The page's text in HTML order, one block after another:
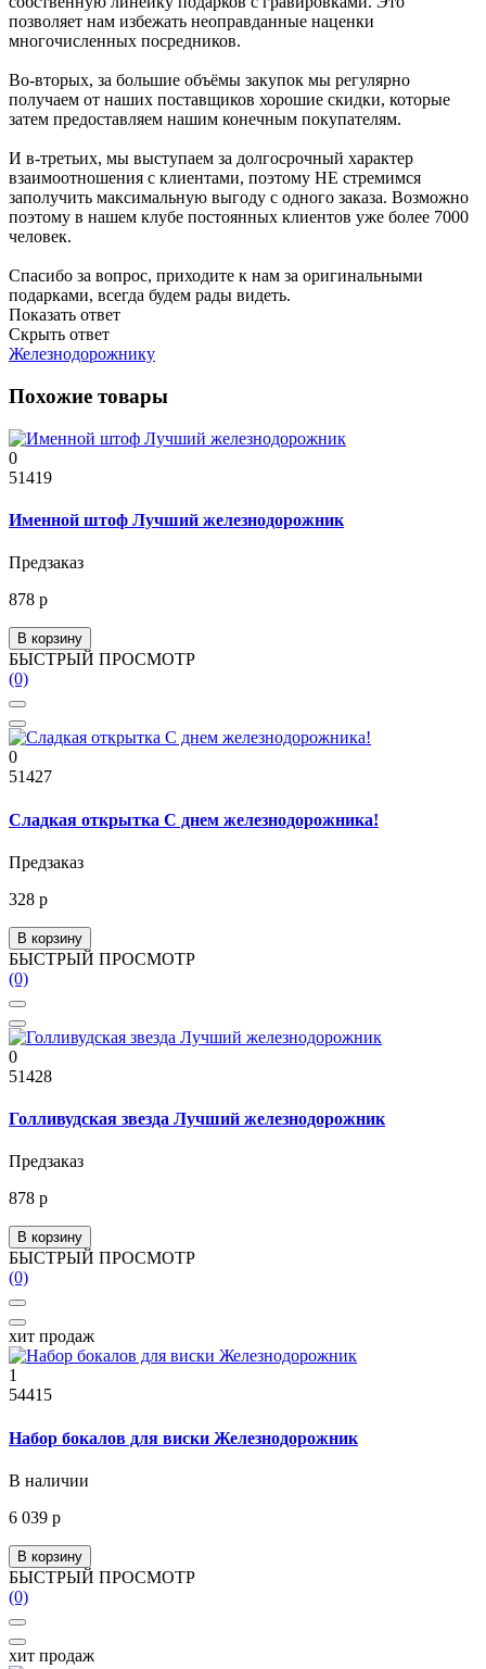
позволяет нам избежать неоправданные наценки
многочисленных посредников.
Во-вторых, за большие объёмы закупок мы регулярно
получаем от наших поставщиков хорошие скидки, которые
затем предоставляем нашим конечным покупателям.
И в-третьих, мы выступаем за долгосрочный характер
взаимоотношения с клиентами, поэтому НЕ стремимся
заполучить максимальную выгоду с одного заказа. Возможно
поэтому в нашем клубе постоянных клиентов уже более 7000
человек.
Спасибо за вопрос, приходите к нам за оригинальными
подарками, всегда будем рады видеть.
Показать ответ
Скрыть ответ
Железнодорожнику
Похожие товары
0
51419
Именной штоф Лучший железнодорожник
Предзаказ
878 р
В корзину
БЫСТРЫЙ ПРОСМОТР
(0)
0
51427
Сладкая открытка С днем железнодорожника!
Предзаказ
328 р
В корзину
БЫСТРЫЙ ПРОСМОТР
(0)
0
51428
Голливудская звезда Лучший железнодорожник
Предзаказ
878 р
В корзину
БЫСТРЫЙ ПРОСМОТР
(0)
хит продаж
1
54415
Набор бокалов для виски Железнодорожник
В наличии
6 039 р
В корзину
БЫСТРЫЙ ПРОСМОТР
(0)
хит продаж